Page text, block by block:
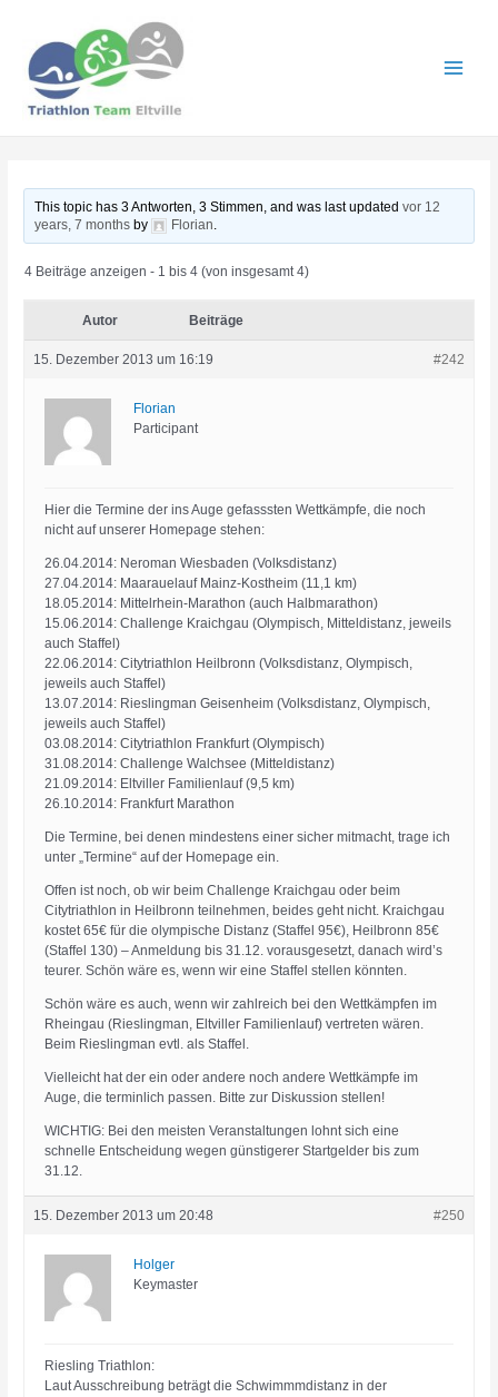
springen
This topic has 3 Antworten, 3 Stimmen, and was last updatedvor 12
years, 7 months by Florian.
4 Beiträge anzeigen - 1 bis 4 (von insgesamt 4)
Autor Beiträge
15. Dezember 2013 um 16:19 #242
Florian
Participant
Hier die Termine der ins Auge gefasssten Wettkämpfe, die noch
nicht auf unserer Homepage stehen:
26.04.2014: Neroman Wiesbaden (Volksdistanz)
27.04.2014: Maarauelauf Mainz-Kostheim (11,1 km)
18.05.2014: Mittelrhein-Marathon (auch Halbmarathon)
15.06.2014: Challenge Kraichgau (Olympisch, Mitteldistanz, jeweils
auch Staffel)
22.06.2014: Citytriathlon Heilbronn (Volksdistanz, Olympisch,
jeweils auch Staffel)
13.07.2014: Rieslingman Geisenheim (Volksdistanz, Olympisch,
jeweils auch Staffel)
03.08.2014: Citytriathlon Frankfurt (Olympisch)
31.08.2014: Challenge Walchsee (Mitteldistanz)
21.09.2014: Eltviller Familienlauf (9,5 km)
26.10.2014: Frankfurt Marathon
Die Termine, bei denen mindestens einer sicher mitmacht, trage ich
unter „Termine“ auf der Homepage ein.
Offen ist noch, ob wir beim Challenge Kraichgau oder beim
Citytriathlon in Heilbronn teilnehmen, beides geht nicht. Kraichgau
kostet 65€ für die olympische Distanz (Staffel 95€), Heilbronn 85€
(Staffel 130) – Anmeldung bis 31.12. vorausgesetzt, danach wird’s
teurer. Schön wäre es, wenn wir eine Staffel stellen könnten.
Schön wäre es auch, wenn wir zahlreich bei den Wettkämpfen im
Rheingau (Rieslingman, Eltviller Familienlauf) vertreten wären.
Beim Rieslingman evtl. als Staffel.
Vielleicht hat der ein oder andere noch andere Wettkämpfe im
Auge, die terminlich passen. Bitte zur Diskussion stellen!
WICHTIG: Bei den meisten Veranstaltungen lohnt sich eine
schnelle Entscheidung wegen günstigerer Startgelder bis zum
31.12.
15. Dezember 2013 um 20:48 #250
Holger
Keymaster
Riesling Triathlon:
Laut Ausschreibung beträgt die Schwimmmdistanz in der